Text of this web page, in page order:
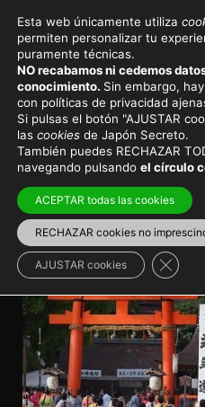
Eventos y festivales en Japón
Aoi Matsuri,
Malva Real
Un festival de carácter
celebrado en los famosos
considerado el más antiguo
Viajar a Japón > Japón en
Esta web únicamente utiliza
permiten personalizar tu
puramente técnicas.
NO recabamos ni cedemos
conocimiento. Sin embargo,
con políticas de privacidad
Si pulsas el botón "AJUSTAR
las cookies de Japón Secreto.
También puedes RECHAZAR
navegando pulsando el círculo
ACEPTAR todas las cookies
RECHAZAR cookies no
AJUSTAR cookies Cerrar